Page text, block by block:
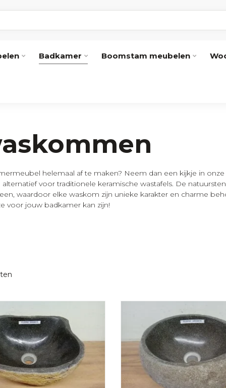
Badkamer Boomstam meubelen
helemaal af te maken? Neem dan een kijkje in
voor traditionele keramische wastafels. De
waardoor elke waskom zijn unieke karakter en charme
voor jouw badkamer kan zijn!